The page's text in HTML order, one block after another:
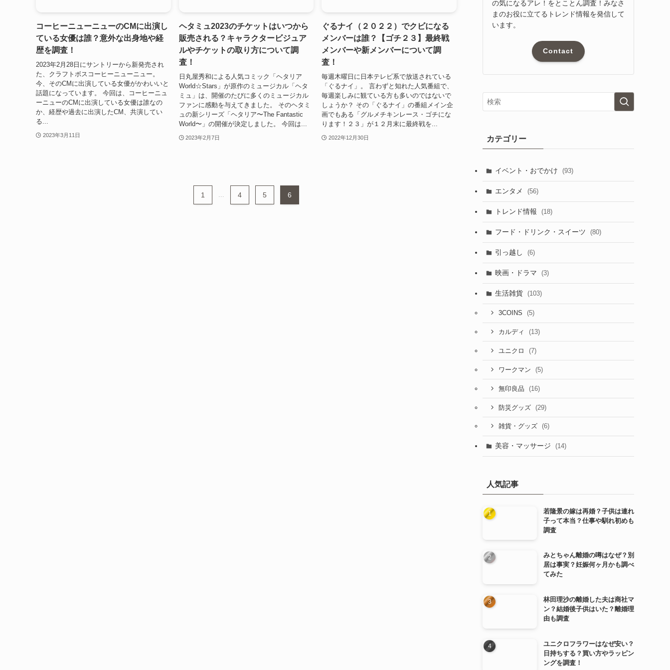
コーヒーニューニューのCMに出演し
ている女優は誰？意外な出身地や経
歴を調査！
2023年2月28日にサントリーから新発売され
た、クラフトボスコーヒーニューニュー。
今、そのCMに出演している女優がかわいいと
話題になっています。 今回は、コーヒーニュ
ーニューのCMに出演している女優は誰なの
か、経歴や過去に出演したCM、共演してい
る...
2023年3月11日
ヘタミュ2023のチケットはいつから
販売される？キャラクタービジュア
ルやチケットの取り方について調
査！
日丸屋秀和による人気コミック「ヘタリア
World☆Stars」が原作のミュージカル「ヘタ
ミュ」は、開催のたびに多くのミュージカル
ファンに感動を与えてきました。 そのヘタミ
ュの新シリーズ「ヘタリア〜The Fantastic
World〜」の開催が決定しました。 今回は...
2023年2月7日
ぐるナイ（２０２２）でクビになる
メンバーは誰？【ゴチ２３】最終戦
メンバーや新メンバーについて調
査！
毎週木曜日に日本テレビ系で放送されている
「ぐるナイ」。 言わずと知れた人気番組で、
毎週楽しみに観ている方も多いのではないで
しょうか？ その「ぐるナイ」の番組メイン企
画でもある「グルメチキンレース・ゴチにな
ります！２３」が１２月末に最終戦を...
2022年12月30日
1 4 5 6
の気になるアレ！をとことん調査！みなさ
まのお役に立てるトレンド情報を発信して
います。
Contact
カテゴリー
イベント・おでかけ (93)
エンタメ (56)
トレンド情報 (18)
フード・ドリンク・スイーツ (80)
引っ越し (6)
映画・ドラマ (3)
生活雑貨 (103)
3COINS (5)
カルディ (13)
ユニクロ (7)
ワークマン (5)
無印良品 (16)
防災グッズ (29)
雑貨・グッズ (6)
美容・マッサージ (14)
人気記事
若隆景の嫁は再婚？子供は連れ
子って本当？仕事や馴れ初めも
調査
みとちゃん離婚の噂はなぜ？別
居は事実？妊娠何ヶ月かも調べ
てみた
林田理沙の離婚した夫は商社マ
ン？結婚後子供はいた？離婚理
由も調査
ユニクロフラワーはなぜ安い？
日持ちする？買い方やラッピン
ングを調査！